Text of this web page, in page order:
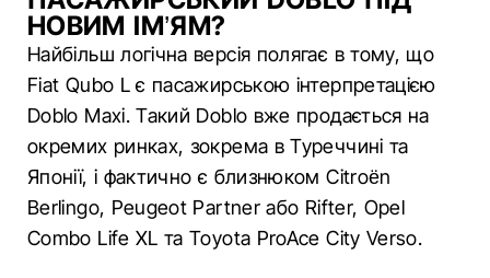
НОВИМ ІМ’ЯМ?
Найбільш логічна версія полягає в тому, що
Fiat Qubo L є пасажирською інтерпретацією
Doblo Maxi. Такий Doblo вже продається на
окремих ринках, зокрема в Туреччині та
Японії, і фактично є близнюком Citroën
Berlingo, Peugeot Partner або Rifter, Opel
Combo Life XL та Toyota ProAce City Verso.